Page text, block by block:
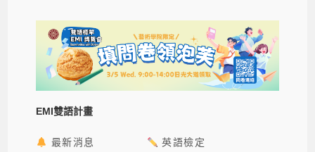
EMI雙語計畫
最新消息 英語檢定